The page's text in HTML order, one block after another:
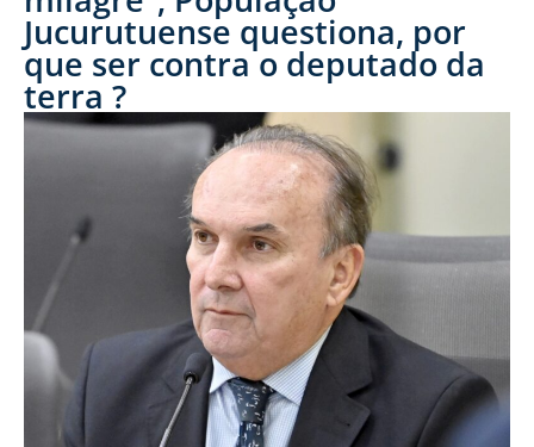
Jucurutuense questiona, por
que ser contra o deputado da
terra ?